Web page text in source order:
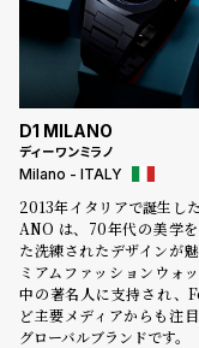
D1 MILANO
ディーワンミラノ
Milano - ITALY
2013年イタリアで誕生し
ANO は、70年代の美学
た洗練されたデザインが
ミアムファッションウォ
中の著名人に支持され、
ど主要メディアからも注
グローバルブランドです。